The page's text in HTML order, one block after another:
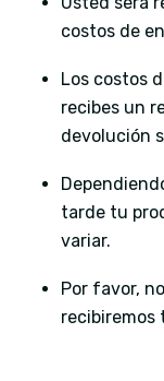
costos de
Los costos
recibes un
devolución
tarde tu
variar.
Por favor,
recibiremos